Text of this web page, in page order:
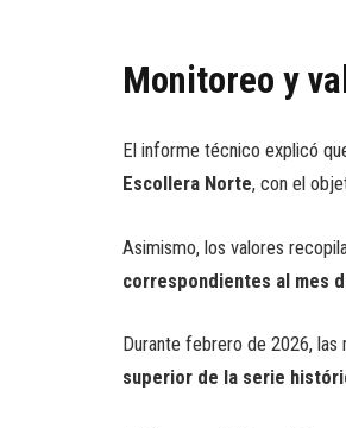
Monitoreo y
El informe técnico explicó
Escollera Norte, con el
Asimismo, los valores
correspondientes al mes
Durante febrero de 2026,
superior de la serie